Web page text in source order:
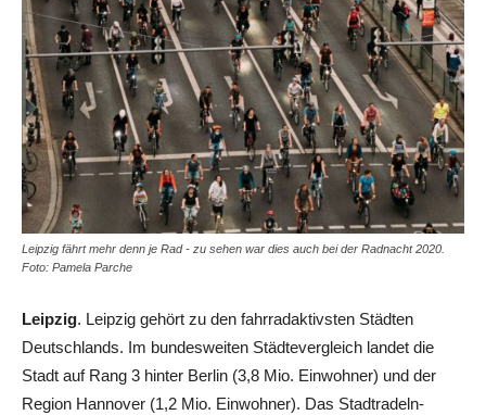
Leipzig fährt mehr denn je Rad - zu sehen war dies auch bei der Radnacht 2020.
Foto: Pamela Parche
Leipzig. Leipzig gehört zu den fahrradaktivsten Städten
Deutschlands. Im bundesweiten Städtevergleich landet die
Stadt auf Rang 3 hinter Berlin (3,8 Mio. Einwohner) und der
Region Hannover (1,2 Mio. Einwohner). Das Stadtradeln-